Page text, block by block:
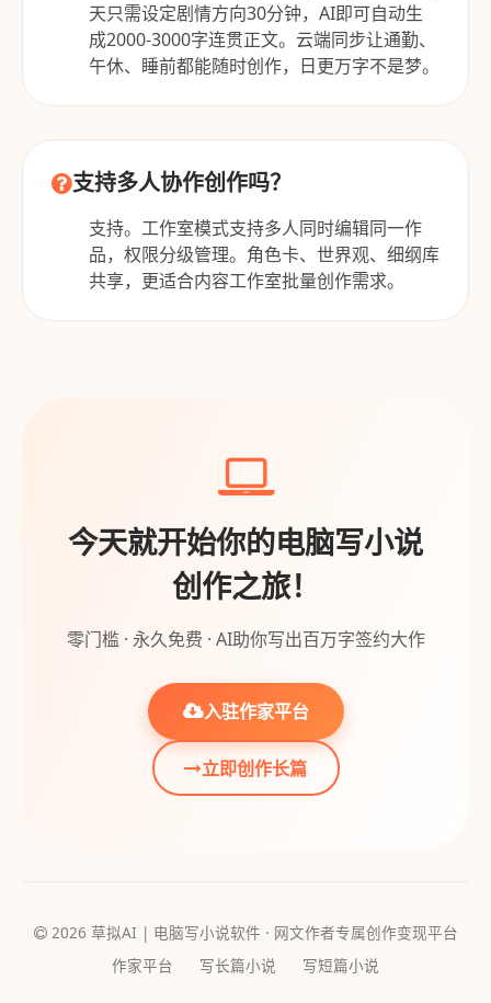
天只需设定剧情方向30分钟，AI即可自动生
成2000-3000字连贯正文。云端同步让通勤、
午休、睡前都能随时创作，日更万字不是梦。
支持多人协作创作吗？
支持。工作室模式支持多人同时编辑同一作
品，权限分级管理。角色卡、世界观、细纲库
共享，更适合内容工作室批量创作需求。
今天就开始你的电脑写小说
创作之旅！
零门槛 · 永久免费 · AI助你写出百万字签约大作
入驻作家平台
立即创作长篇
2026 草拟AI | 电脑写小说软件 · 网文作者专属创作变现平台
作家平台
写长篇小说 写短篇小说